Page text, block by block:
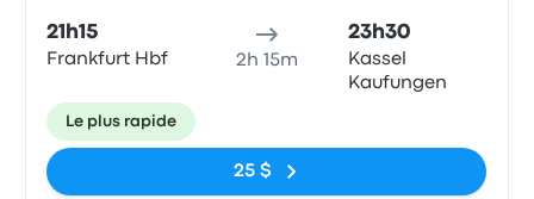
21h15
Frankfurt Hbf 2h 15m
23h30
Kassel
Kaufungen
Le plus rapide
25 $